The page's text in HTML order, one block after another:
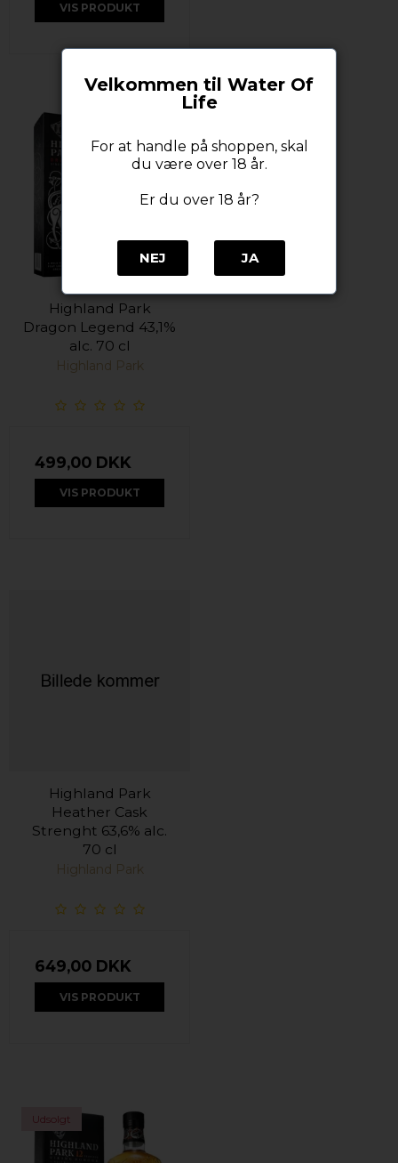
VIS PRODUKT
Highland Park
Dragon Legend 43,1%
alc. 70 cl
Highland Park
499,00 DKK
VIS PRODUKT
Highland Park
Heather Cask
Strenght 63,6% alc.
70 cl
Highland Park
649,00 DKK
VIS PRODUKT
Udsolgt
Velkommen til Water Of
Life
For at handle på shoppen, skal
du være over 18 år.
Er du over 18 år?
NEJ JA